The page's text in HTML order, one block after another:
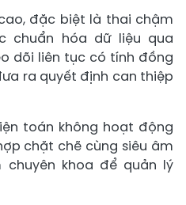
đặc biệt là thai chậm
chuẩn hóa dữ liệu qua
dõi liên tục có tính đồng
ra quyết định can thiệp
toán không hoạt động
chặt chẽ cùng siêu âm
chuyên khoa để quản lý